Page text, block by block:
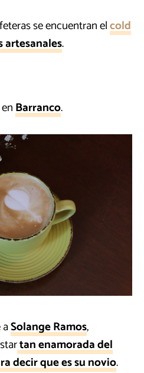
se encuentran elcold
artesanales.
Barranco.
Solange Ramos,
tan enamorada del
decir que es su novio.